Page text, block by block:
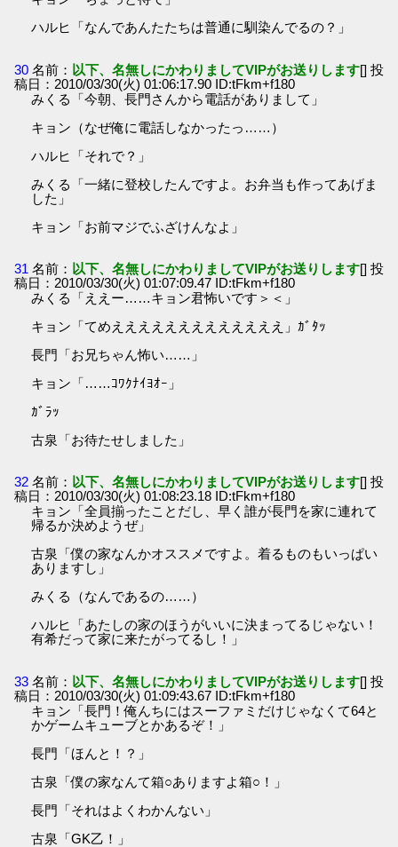
ハルヒ「なんであんたたちは普通に馴染んでるの？」
30 名前： 以下、名無しにかわりましてVIPがお送りします[] 投
稿日：2010/03/30(火) 01:06:17.90 ID:tFkm+f180
みくる「今朝、長門さんから電話がありまして」
キョン（なぜ俺に電話しなかったっ……）
ハルヒ「それで？」
みくる「一緒に登校したんですよ。お弁当も作ってあげま
した」
キョン「お前マジでふざけんなよ」
31 名前： 以下、名無しにかわりましてVIPがお送りします[] 投
稿日：2010/03/30(火) 01:07:09.47 ID:tFkm+f180
みくる「ええー……キョン君怖いです＞＜」
キョン「てめえええええええええええええ」ｶﾞﾀｯ
長門「お兄ちゃん怖い……」
キョン「……ｺﾜｸﾅｲﾖｵｰ」
ｶﾞﾗｯ
古泉「お待たせしました」
32 名前： 以下、名無しにかわりましてVIPがお送りします[] 投
稿日：2010/03/30(火) 01:08:23.18 ID:tFkm+f180
キョン「全員揃ったことだし、早く誰が長門を家に連れて
帰るか決めようぜ」
古泉「僕の家なんかオススメですよ。着るものもいっぱい
ありますし」
みくる（なんであるの……）
ハルヒ「あたしの家のほうがいいに決まってるじゃない！
有希だって家に来たがってるし！」
33 名前： 以下、名無しにかわりましてVIPがお送りします[] 投
稿日：2010/03/30(火) 01:09:43.67 ID:tFkm+f180
キョン「長門！俺んちにはスーファミだけじゃなくて64と
かゲームキューブとかあるぞ！」
長門「ほんと！？」
古泉「僕の家なんて箱○ありますよ箱○！」
長門「それはよくわかんない」
古泉「GK乙！」